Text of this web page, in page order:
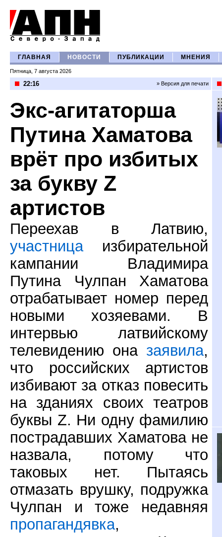
ГЛАВНАЯ НОВОСТИ ПУБЛИКАЦИИ МНЕНИЯ
Пятница, 7 августа 2026
22:16 » Версия для печати
Экс-агитаторша
Путина Хаматова
врёт про избитых
за букву Z
артистов
Переехав в Латвию,
участницаизбирательной
кампании Владимира
Путина Чулпан Хаматова
отрабатывает номер перед
новыми хозяевами. В
интервью латвийскому
телевидению она заявила,
что российских артистов
избивают за отказ повесить
на зданиях своих театров
буквы Z. Ни одну фамилию
пострадавших Хаматова не
назвала, потому что
таковых нет. Пытаясь
отмазать врушку, подружка
Чулпан и тоже недавняя
пропагандявка,